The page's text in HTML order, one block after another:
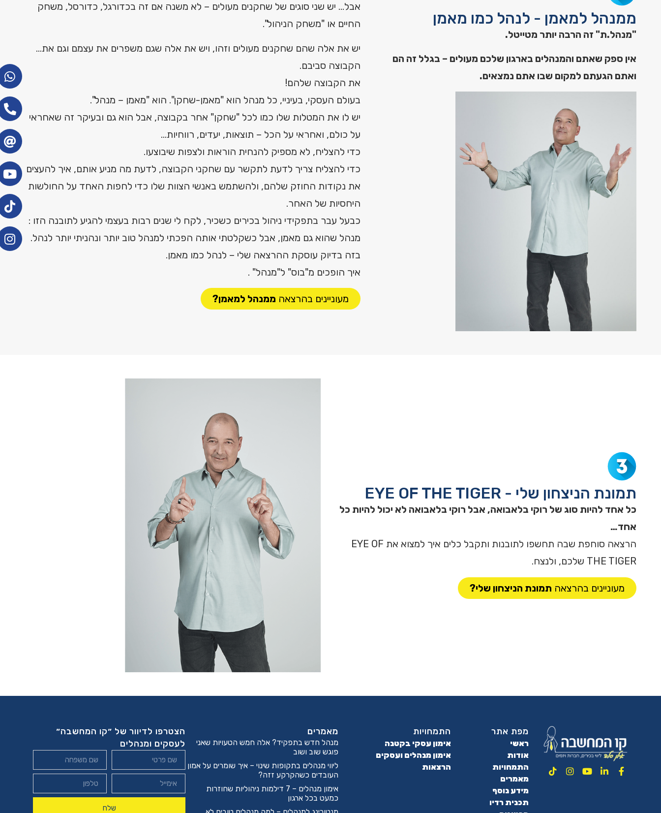
אבל… יש שני סוגים של שחקנים מעולים – לא משנה אם זה בכדורגל, כדורסל, משחק
החיים או "משחק הניהול".
יש את אלה שהם שחקנים מעולים וזהו, ויש את אלה שגם משפרים את עצמם וגם את…
הקבוצה סביבם.
את הקבוצה שלהם!
בעולם העסקי, בעיניי, כל מנהל הוא "מאמן-שחקן". הוא "מאמן – מנהל".
יש לו את המטלות שלו כמו לכל "שחקן" אחר בקבוצה, אבל הוא גם ובעיקר זה שאחראי
על כולם, ואחראי על הכל – תוצאות, יעדים, רווחיות…
כדי להצליח, לא מספיק להנחית הוראות ולצפות שיבוצעו.
כדי להצליח צריך לדעת לתקשר עם שחקני הקבוצה, לדעת מה מניע אותם, איך להעצים
את נקודות החוזק שלהם, ולהשתמש באנשי הצוות שלו כדי לחפות האחד על החולשות
היחסיות של האחר.
כבעל עבר בתפקידי ניהול בכירים כשכיר, לקח לי שנים רבות בעצמי להגיע לתובנה הזו :
מנהל שהוא גם מאמן, אבל כשקלטתי אותה הפכתי למנהל טוב יותר ונהניתי יותר לנהל.
בזה בדיוק עוסקת ההרצאה שלי – לנהל כמו מאמן.
איך הופכים מ"בוס" ל"מנהל" .
מעוניינים בהרצאה ממנהל למאמן?
ממנהל למאמן - לנהל כמו מאמן
"מנהל.ת" זה הרבה יותר מטייטל.
אין ספק שאתם והמנהלים בארגון שלכם מעולים – בגלל זה הם
ואתם הגעתם למקום שבו אתם נמצאים.
תמונת הניצחון שלי - EYE OF THE TIGER
כל אחד להיות סוג של רוקי בלאבואה, אבל רוקי בלאבואה לא יכול להיות כל
אחד…
הרצאה סוחפת שבה תחשפו לתובנות ותקבל כלים איך למצוא את EYE OF
THE TIGER שלכם, ולנצח.
מעוניינים בהרצאה תמונת הניצחון שלי?
מפת אתר
ראשי
אודות
התמחויות
מאמרים
מידע נוסף
תכנית רדיו
התמחויות
אימון עסקי בקטנה
אימון מנהלים ועסקים
הרצאות
מאמרים
מנהל חדש בתפקיד? אלה חמש הטעויות שאני
פוגש שוב ושוב
ליווי מנהלים בתקופות שינוי – איך שומרים על אמון
העובדים כשהקרקע זזה?
אימון מנהלים – 7 דילמות ניהוליות שחוזרות
כמעט בכל ארגון
הצטרפו לדיוור של ״קו המחשבה״
לעסקים ומנהלים
שלח